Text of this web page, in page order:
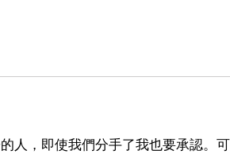
人，即使我們分手了我也要承認。